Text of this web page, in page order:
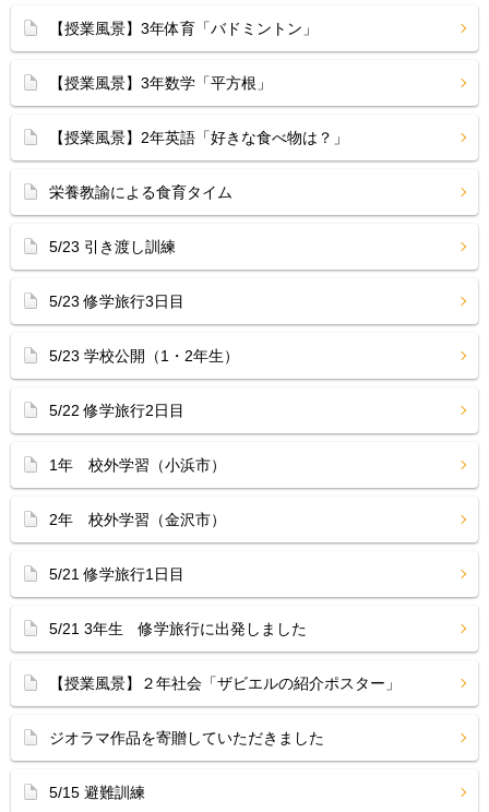
【授業風景】3年体育「バドミントン」
【授業風景】3年数学「平方根」
【授業風景】2年英語「好きな食べ物は？」
栄養教諭による食育タイム
5/23 引き渡し訓練
5/23 修学旅行3日目
5/23 学校公開（1・2年生）
5/22 修学旅行2日目
1年 校外学習（小浜市）
2年 校外学習（金沢市）
5/21 修学旅行1日目
5/21 3年生 修学旅行に出発しました
【授業風景】２年社会「ザビエルの紹介ポスター」
ジオラマ作品を寄贈していただきました
5/15 避難訓練